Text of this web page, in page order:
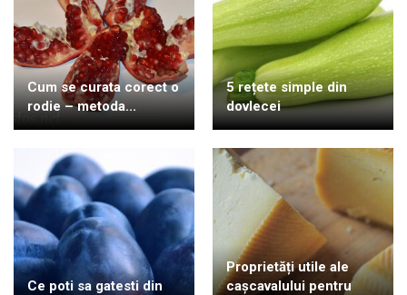
Cum se curata corect o
rodie – metoda...
5 rețete simple din
dovlecei
Ce poti sa gatesti din
Proprietăți utile ale
cașcavalului pentru